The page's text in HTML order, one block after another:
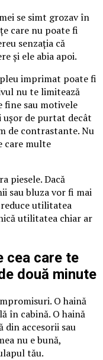
se simt grozav în
care nu poate fi
senzația că
și ele abia apoi.
imprimat poate fi
nu te limitează
fine sau motivele
ușor de purtat decât
de contrastante. Nu
care multe
piesele. Dacă
sau bluza vor fi mai
utilitatea
utilitatea chiar ar
cea care te
două minute
O haină
în cabină. O haină
din accesorii sau
nu e bună,
tău.